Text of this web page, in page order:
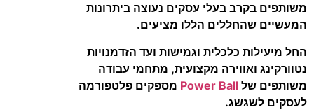
משותפים בקרב בעלי עסקים נעוצה ביתרונות
המעשיים שהחללים הללו מציעים.
החל מיעילות כלכלית וגמישות ועד הזדמנויות
נטוורקינג ואווירה מקצועית, מתחמי עבודה
משותפים של Power Ball מספקים פלטפורמה
לעסקים לשגשג.